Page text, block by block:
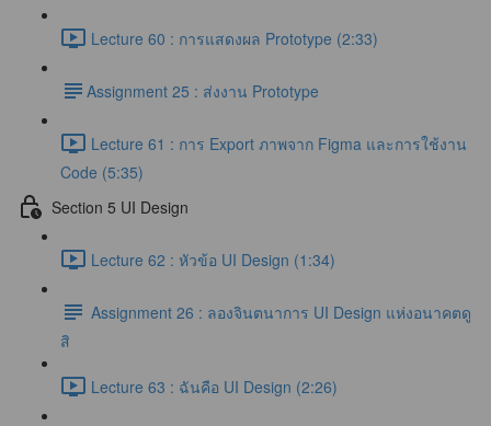
Lecture 60 : การแสดงผล Prototype (2:33)
​Assignment 25 : ส่งงาน Prototype
Lecture 61 : การ Export ภาพจาก Figma และการใช้งาน
Code (5:35)
Section 5 UI Design
Lecture 62 : หัวข้อ UI Design (1:34)
Assignment 26 : ลองจินตนาการ UI Design แห่งอนาคตดู
สิ
Lecture 63 : ฉันคือ UI Design (2:26)